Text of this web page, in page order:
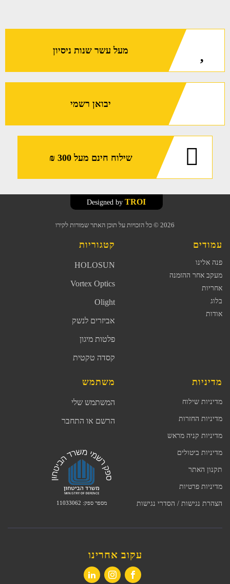
מעל עשר שנות ניסיון
יבואן רשמי
שילוח חינם מעל 300 ₪
2026 © כל הזכויות על תוכן האתר שמורות לקירו
TROI
עמודים
פנה אלינו
מעקב אחר ההזמנה
אחריות
בלוג
אודות
קטגוריות
HOLOSUN
Vortex Optics
Olight
אביזרים לנשק
פלטות מיגון
קסדה טקטית
מדיניות
מדיניות שילוח
מדיניות החזרות
מדיניות קניה מראש
מדיניות ביטולים
תקנון האתר
מדיניות פרטיות
הצהרת נגישות / הסדרי נגישות
משתמש
המשתמש שלי
הרשם או התחבר
מספר ספק: 11033062
עקוב אחרינו